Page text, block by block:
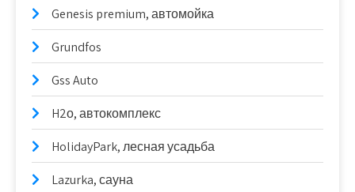
Genesis premium, автомойка
Grundfos
Gss Auto
H2о, автокомплекс
HolidayPark, лесная усадьба
Lazurka, сауна